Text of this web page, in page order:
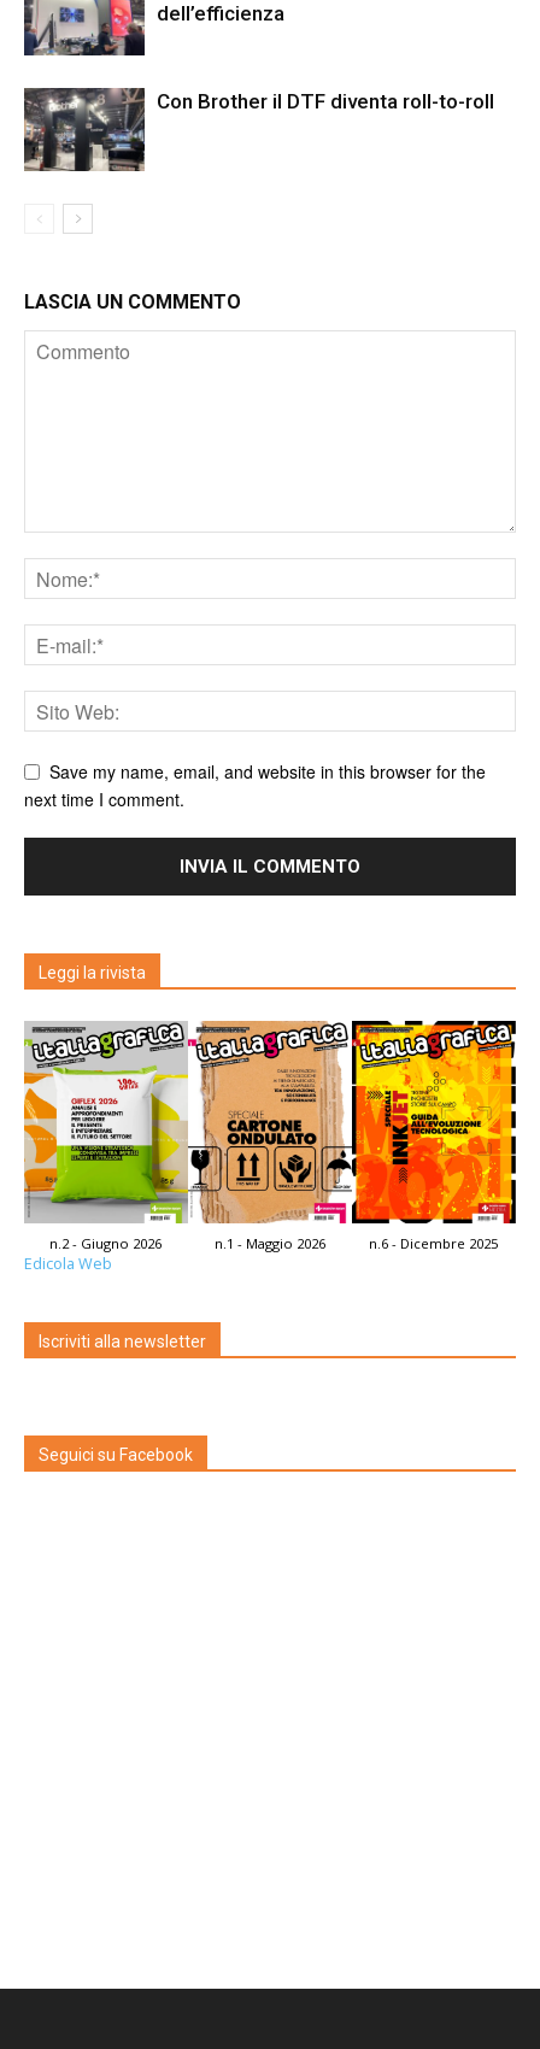
dell’efficienza
Con Brother il DTF diventa roll-to-roll
LASCIA UN COMMENTO
Save my name, email, and website in this browser for the
next time I comment.
Leggi la rivista
n.2 - Giugno 2026 n.1 - Maggio 2026 n.6 - Dicembre 2025
Edicola Web
Iscriviti alla newsletter
Seguici su Facebook